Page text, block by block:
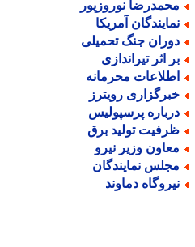
نوروزپور
آمریکا
جنگ تحمیلی
اثر تیراندازی
محرمانه
رویترز
پرسپولیس
تولید برق
وزیر نیرو
نمایندگان
دماوند